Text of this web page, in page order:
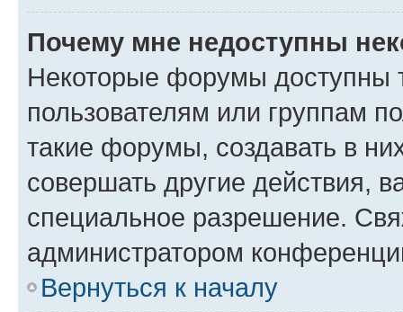
Почему мне недоступны
Некоторые форумы доступны
пользователям или группам
такие форумы, создавать в
совершать другие действия,
специальное разрешение.
администратором
Вернуться к началу